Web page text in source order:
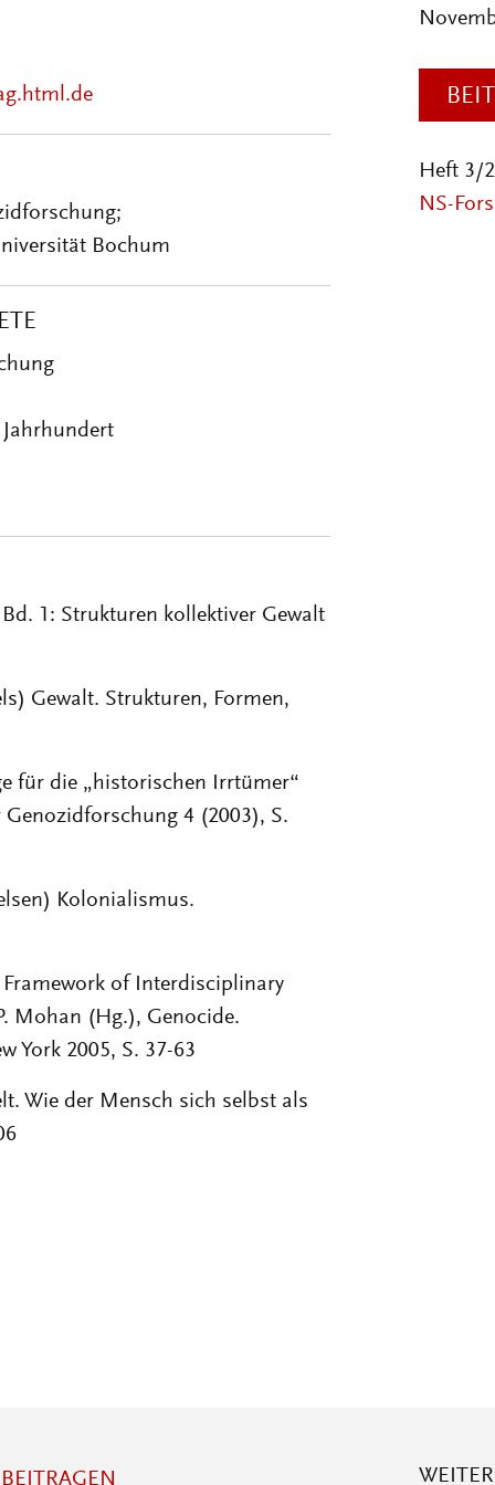
Bochum
1: Strukturen kollektiver Gewalt
Gewalt. Strukturen, Formen,
für die „historischen Irrtümer“
4 (2003), S.
Kolonialismus.
of Interdisciplinary
Mohan (Hg.), Genocide.
York 2005, S. 37-63
Wie der Mensch sich selbst als
Heft 3/
NS-
BEITRAGEN